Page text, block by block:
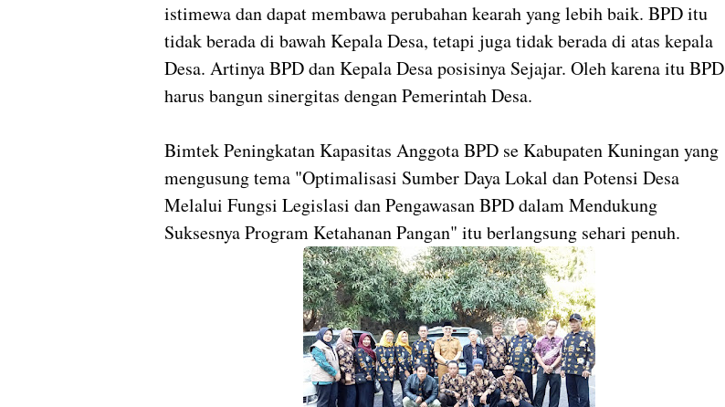
istimewa dan dapat membawa perubahan kearah yang lebih baik. BPD itu
tidak berada di bawah Kepala Desa, tetapi juga tidak berada di atas kepala
Desa. Artinya BPD dan Kepala Desa posisinya Sejajar. Oleh karena itu BPD
harus bangun sinergitas dengan Pemerintah Desa.
Bimtek Peningkatan Kapasitas Anggota BPD se Kabupaten Kuningan yang
mengusung tema "Optimalisasi Sumber Daya Lokal dan Potensi Desa
Melalui Fungsi Legislasi dan Pengawasan BPD dalam Mendukung
Suksesnya Program Ketahanan Pangan" itu berlangsung sehari penuh.